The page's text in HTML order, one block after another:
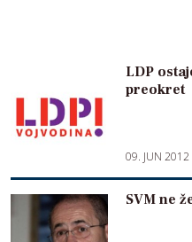
LDP
preokret
09. JUN 2012
SVM ne